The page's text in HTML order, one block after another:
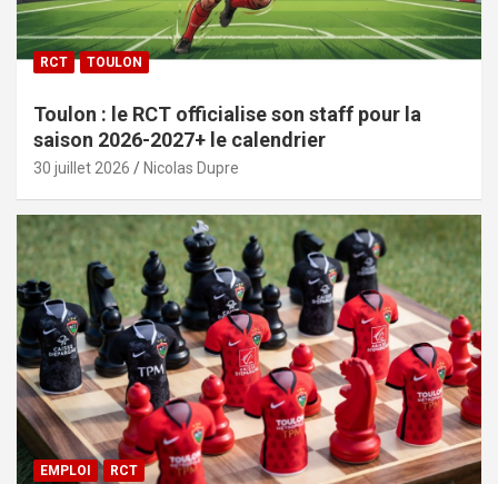
RCT TOULON
Toulon : le RCT officialise son staff pour la
saison 2026-2027+ le calendrier
30 juillet 2026 Nicolas Dupre
EMPLOI RCT